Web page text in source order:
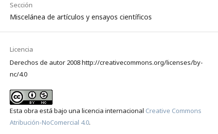
Sección
Miscelánea de artículos y ensayos científicos
Licencia
Derechos de autor 2008 http://creativecommons.org/licenses/by-
nc/4.0
Esta obra está bajo una licencia internacional Creative Commons
Atribución-NoComercial 4.0.